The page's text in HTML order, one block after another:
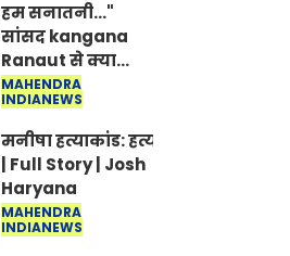
हम सनातनी..."
सांसद kangana
Ranaut से क्या
बोली लड़की? Viral
Jantar-Mantar |
CJP protest
MAHENDRA
INDIANEWS
मनीषा हत्याकांड: हत्या, आत्महत्या या
| Full Story | Josh
Haryana
MAHENDRA
INDIANEWS